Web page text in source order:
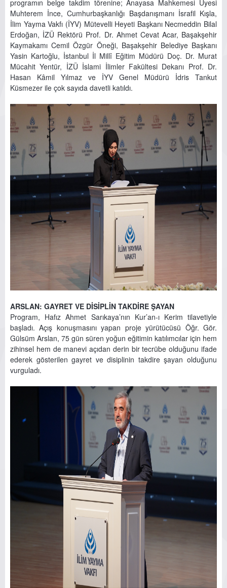
programın belge takdim törenine; Anayasa Mahkemesi Üyesi
Muhterem İnce, Cumhurbaşkanlığı Başdanışmanı İsrafil Kışla,
İlim Yayma Vakfı (İYV) Mütevelli Heyeti Başkanı Necmeddin Bilal
Erdoğan, İZÜ Rektörü Prof. Dr. Ahmet Cevat Acar, Başakşehir
Kaymakamı Cemil Özgür Öneği, Başakşehir Belediye Başkanı
Yasin Kartoğlu, İstanbul İl Millî Eğitim Müdürü Doç. Dr. Murat
Mücahit Yentür, İZÜ İslami İlimler Fakültesi Dekanı Prof. Dr.
Hasan Kâmil Yılmaz ve İYV Genel Müdürü İdris Tankut
Küsmezer ile çok sayıda davetli katıldı.
ARSLAN: GAYRET VE DİSİPLİN TAKDİRE ŞAYAN
Program, Hafız Ahmet Sarıkaya’nın Kur’an-ı Kerim tilavetiyle
başladı. Açış konuşmasını yapan proje yürütücüsü Öğr. Gör.
Gülsüm Arslan, 75 gün süren yoğun eğitimin katılımcılar için hem
zihinsel hem de manevi açıdan derin bir tecrübe olduğunu ifade
ederek gösterilen gayret ve disiplinin takdire şayan olduğunu
vurguladı.